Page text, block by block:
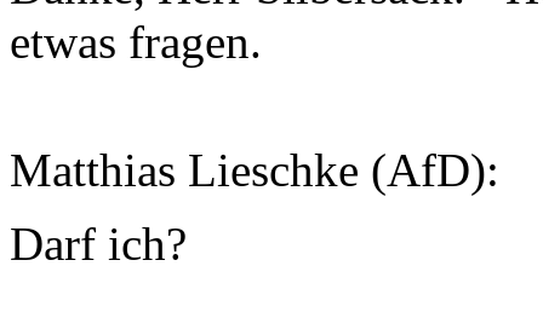
etwas fragen.
Matthias Lieschke (AfD):
Darf ich?